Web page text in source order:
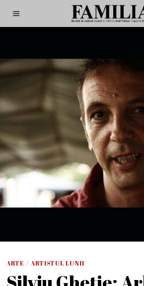
ARTE / ARTISTUL LUNII